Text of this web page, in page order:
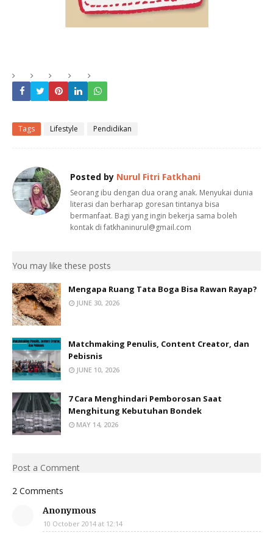
Tags Lifestyle Pendidikan
Posted by Nurul Fitri Fatkhani
Seorang ibu dengan dua orang anak. Menyukai dunia
literasi dan berharap goresan tintanya bisa
bermanfaat. Bagi yang ingin bekerja sama boleh
kontak di fatkhaninurul@gmail.com
You may like these posts
Mengapa Ruang Tata Boga Bisa Rawan Rayap?
JUNE 30, 2026
Matchmaking Penulis, Content Creator, dan
Pebisnis
JUNE 10, 2026
7 Cara Menghindari Pemborosan Saat
Menghitung Kebutuhan Bondek
MAY 14, 2026
Post a Comment
2 Comments
Anonymous
10 October 2014 at 12:14